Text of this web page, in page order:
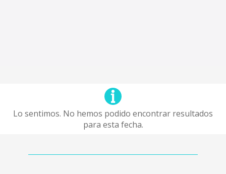
Lo sentimos. No hemos podido encontrar resultados
para esta fecha.